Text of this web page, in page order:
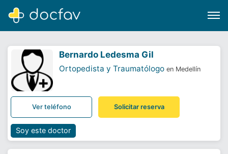
Software para clínicas
¿Eres un doctor?
Bernardo Ledesma Gil
Ortopedista y Traumatólogo en Medellín
Ver teléfono Solicitar reserva
Soy este doctor